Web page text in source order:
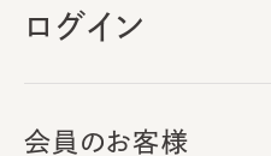
ログイン
会員のお客様